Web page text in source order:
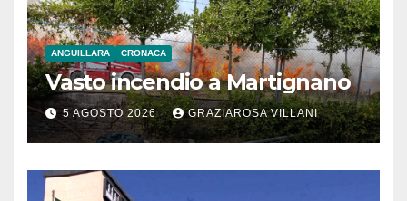
ANGUILLARA CRONACA
Vasto incendio a Martignano
5 AGOSTO 2026 GRAZIAROSA VILLANI